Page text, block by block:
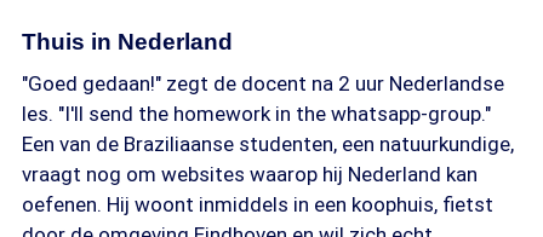
Thuis in Nederland
"Goed gedaan!" zegt de docent na 2 uur Nederlandse
les. "I'll send the homework in the whatsapp-group."
Een van de Braziliaanse studenten, een natuurkundige,
vraagt nog om websites waarop hij Nederland kan
oefenen. Hij woont inmiddels in een koophuis, fietst